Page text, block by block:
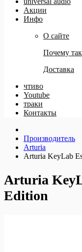
Акции
Инфо
О сайте
Почему
Доставка
чтиво
Youtube
траки
Контакты
Производитель
Arturia
Arturia KeyLab
Arturia
Edition